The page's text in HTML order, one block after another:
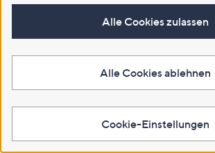
Alle Cookies zulassen
Alle Cookies ablehnen
Cookie-Einstellungen